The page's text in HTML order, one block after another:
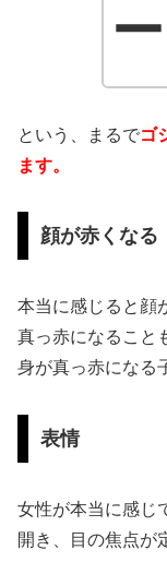
という、まるでゴ
ます。
顔が赤くなる
本当に感じると顔
真っ赤になること
身が真っ赤になる
表情
女性が本当に感じ
開き、目の焦点が